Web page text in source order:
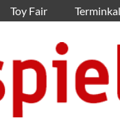
Toy Fair